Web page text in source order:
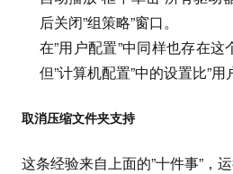
后关闭”组策略”窗口。
在”用户配置”中同样也存在这
但”计算机配置”中的设置比”用
取消压缩文件夹支持
这条经验来自上面的”十件事”，